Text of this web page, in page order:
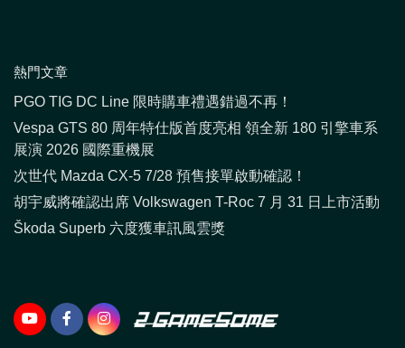
熱門文章
PGO TIG DC Line 限時購車禮遇錯過不再！
Vespa GTS 80 周年特仕版首度亮相 領全新 180 引擎車系
展演 2026 國際重機展
次世代 Mazda CX-5 7/28 預售接單啟動確認！
胡宇威將確認出席 Volkswagen T-Roc 7 月 31 日上市活動
Škoda Superb 六度獲車訊風雲獎